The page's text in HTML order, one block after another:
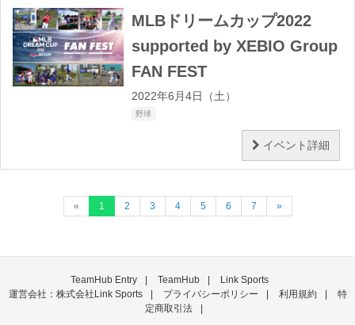
MLBドリームカップ2022
supported by XEBIO Group
FAN FEST
2022年6月4日（土）
野球
イベント詳細
« 1 2 3 4 5 6 7 »
TeamHub Entry | TeamHub |
Link Sports
運営会社： 株式会社Link Sports | プライバシーポリシー | 利用規約 |
特
定商取引法
|